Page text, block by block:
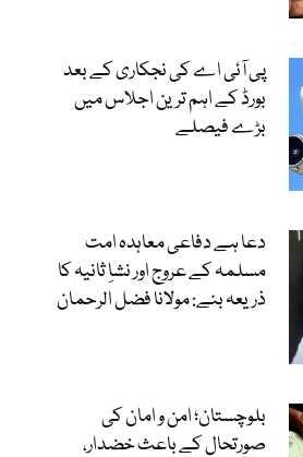
پی آئی اے کی نجکاری کے بعد
بورڈ کے اہم ترین اجلاس میں
بڑے فیصلے
دعا ہے دفاعی معاہدہ امت
مسلمہ کے عروج اور نشاِ ثانیہ کا
ذریعہ بنے: مولانا فضل الرحمان
بلوچستان؛ امن و امان کی
صورتحال کے باعث خضدار،